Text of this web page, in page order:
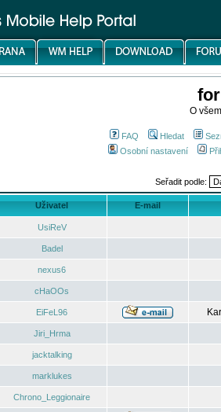
O
FAQ Hledat
Osobní nastavení
Seřadit podle:
Uživatel E-mail
UsiReV
Badel
nexus6
cHaOOs
EiFeL96
Jiri_Hrma
jacktalking
marklukes
Chrono_Leggionaire